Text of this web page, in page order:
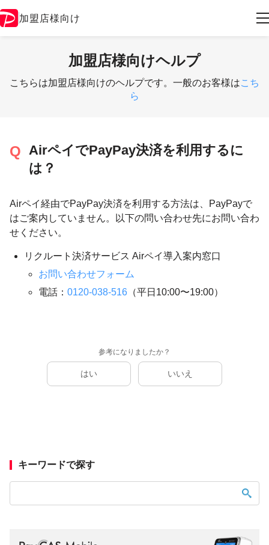
加盟店様向け
加盟店様向けヘルプ
こちらは加盟店様向けのヘルプです。一般のお客様はこち
ら
AirペイでPayPay決済を利用するに
は？
Airペイ経由でPayPay決済を利用する方法は、PayPayで
はご案内していません。以下の問い合わせ先にお問い合わ
せください。
リクルート決済サービス Airペイ導入案内窓口
お問い合わせフォーム
電話： 0120-038-516 （平日10:00〜19:00）
参考になりましたか？
はい いいえ
キーワードで探す